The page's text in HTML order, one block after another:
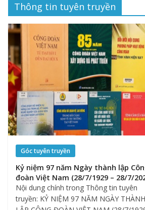
Thông tin tuyên truyền
Góc tuyên truyền
Kỷ niệm 97 năm Ngày thành lập
đoàn Việt Nam (28/7/1929 – 28/7/
Nội dung chính trong Thông tin tuyên
truyền: KỶ NIỆM 97 NĂM NGÀY THÀNH